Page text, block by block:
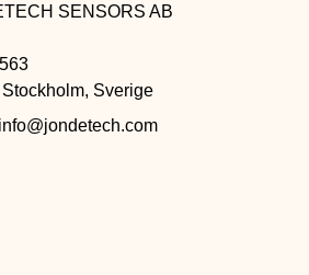
SENSORS AB
Sverige